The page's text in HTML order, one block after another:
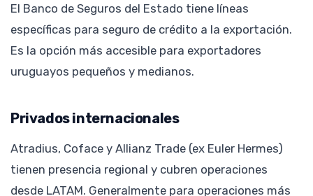
El Banco de Seguros del Estado tiene líneas
específicas para seguro de crédito a la exportación.
Es la opción más accesible para exportadores
uruguayos pequeños y medianos.
Privados internacionales
Atradius, Coface y Allianz Trade (ex Euler Hermes)
tienen presencia regional y cubren operaciones
desde LATAM. Generalmente para operaciones más